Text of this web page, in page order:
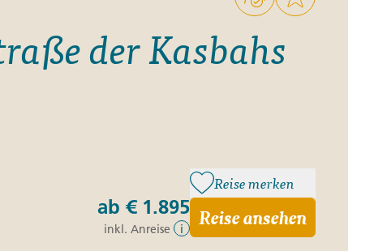
der Kasbahs
ab € 1.895
inkl. Anreise i
Reise merken
Reise ansehen